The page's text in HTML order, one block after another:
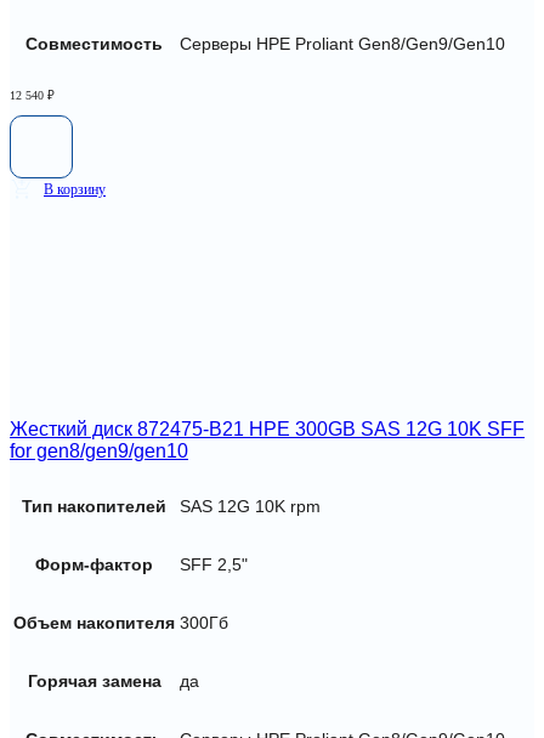
Совместимость Серверы HPE Proliant Gen8/Gen9/Gen10
12 540 ₽
В корзину
Жесткий диск 872475-B21 HPE 300GB SAS 12G 10K SFF
for gen8/gen9/gen10
Тип накопителей SAS 12G 10K rpm
Форм-фактор SFF 2,5"
Объем накопителя 300Гб
Горячая замена да